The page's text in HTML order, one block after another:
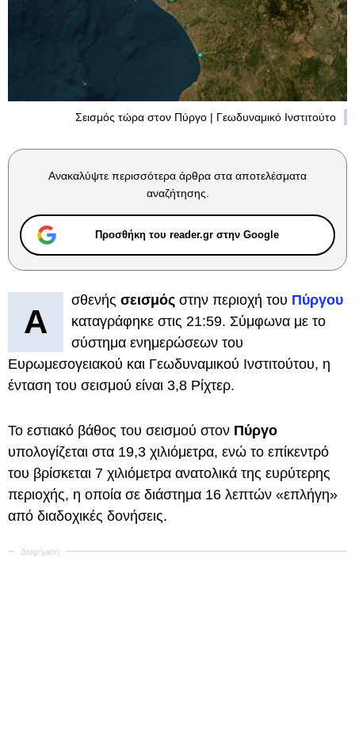
Σεισμός τώρα στον Πύργο | Γεωδυναμικό Ινστιτούτο
Ανακαλύψτε περισσότερα άρθρα στα αποτελέσματα
αναζήτησης.
Προσθήκη του reader.gr στην Google
Α
σθενής σεισμός στην περιοχή του Πύργου
καταγράφηκε στις 21:59. Σύμφωνα με το
σύστημα ενημερώσεων του
Ευρωμεσογειακού και Γεωδυναμικού Ινστιτούτου, η
ένταση του σεισμού είναι 3,8 Ρίχτερ.
Το εστιακό βάθος του σεισμού στον Πύργο
υπολογίζεται στα 19,3 χιλιόμετρα, ενώ το επίκεντρό
του βρίσκεται 7 χιλιόμετρα ανατολικά της ευρύτερης
περιοχής, η οποία σε διάστημα 16 λεπτών «επλήγη»
από διαδοχικές δονήσεις.